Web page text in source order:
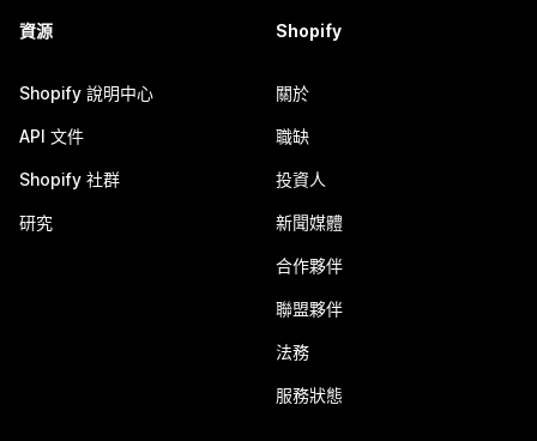
資源
Shopify 說明中心
API 文件
Shopify 社群
研究
Shopify
關於
職缺
投資人
新聞媒體
合作夥伴
聯盟夥伴
法務
服務狀態